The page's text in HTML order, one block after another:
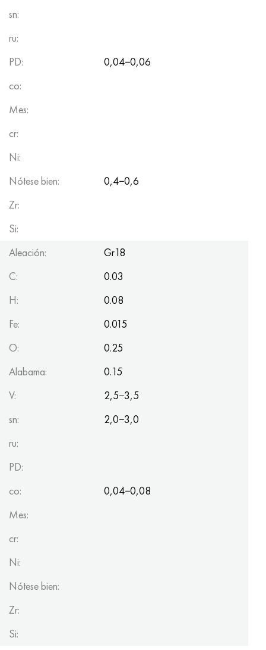
sn:
ru:
PD:
0,04−0,06
co:
Mes:
cr:
Ni:
Nótese bien:
0,4−0,6
Zr:
Si:
Aleación:
Gr18
C:
0.03
H:
0.08
Fe:
0.015
O:
0.25
Alabama:
0.15
V:
2,5−3,5
sn:
2,0−3,0
ru:
PD:
co:
0,04−0,08
Mes:
cr:
Ni:
Nótese bien:
Zr:
Si: